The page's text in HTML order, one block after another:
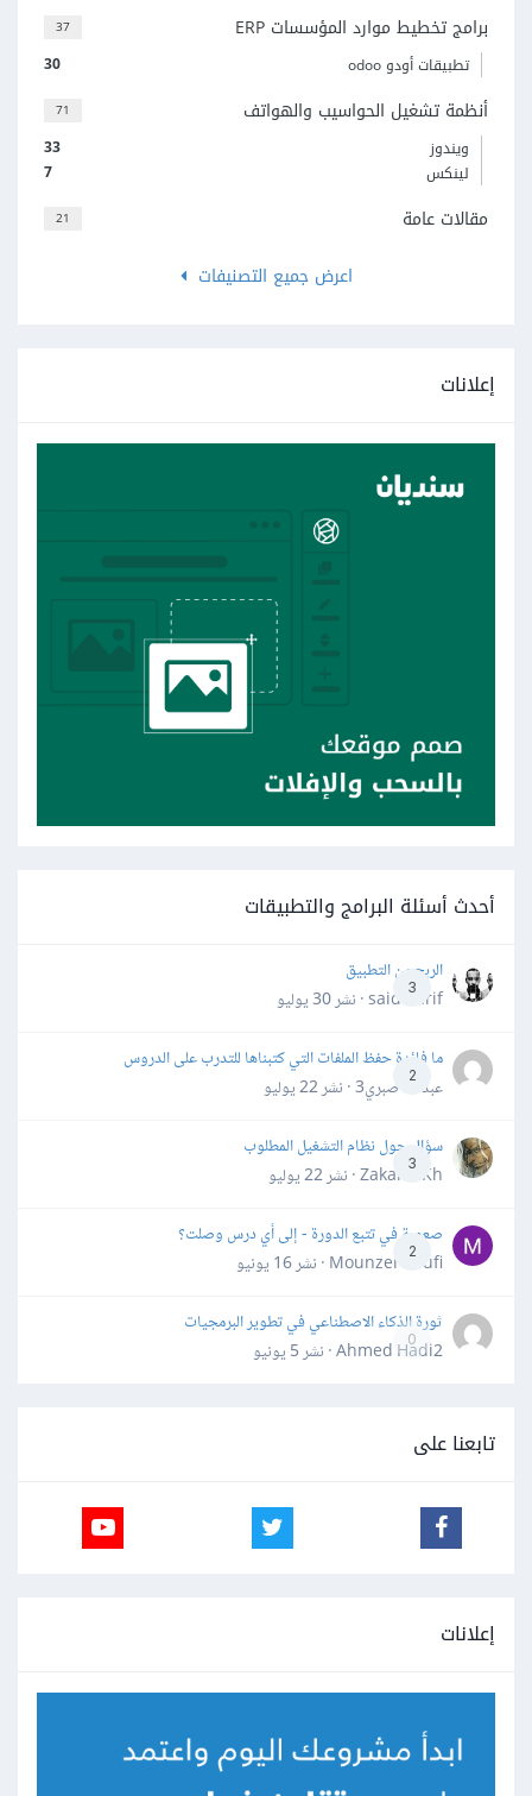
37 برامج تخطيط موارد المؤسسات ERP
30 تطبيقات أودو odoo
71 أنظمة تشغيل الحواسيب والهواتف
33
ويندوز
7
لينكس
21
مقالات عامة
اعرض جميع التصنيفات
إعلانات
أحدث أسئلة البرامج والتطبيقات
3
الربح من التطبيق
said darif · نشر
30 يوليو
2
ما فائدة حفظ الملفات التي كتبناها للتدرب على الدروس
عبدالله صبري3 · نشر
22 يوليو
3
سؤال حول نظام التشغيل المطلوب
Zakaria Kh · نشر
22 يوليو
2
صعوبة في تتبع الدورة - إلى أي درس وصلت؟
Mounzer Soufi · نشر
16 يونيو
0
ثورة الذكاء الاصطناعي في تطوير البرمجيات
Ahmed Hadi2 · نشر
5 يونيو
تابعنا على
إعلانات